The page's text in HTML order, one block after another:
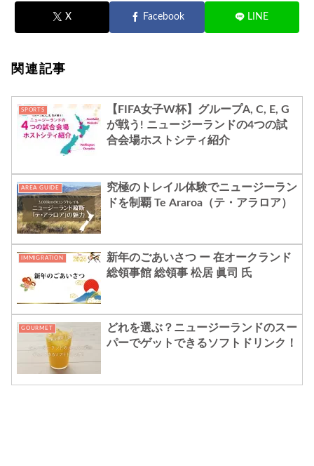
X Facebook LINE
関連記事
SPORTS
【FIFA女子W杯】グループA, C, E, G
が戦う! ニュージーランドの4つの試
合会場ホストシティ紹介
AREA GUIDE
究極のトレイル体験でニュージーラン
ドを制覇 Te Araroa（テ・アラロア）
IMMIGRATION
新年のごあいさつ ー 在オークランド
総領事館 総領事 松居 眞司 氏
GOURMET
どれを選ぶ？ニュージーランドのスー
パーでゲットできるソフトドリンク！